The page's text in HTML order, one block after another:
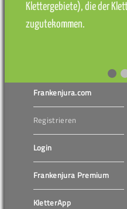
Klettergebiete), die der
zugutekommen.
Frankenjura.com
Registrieren
Login
Frankenjura Premium
KletterApp